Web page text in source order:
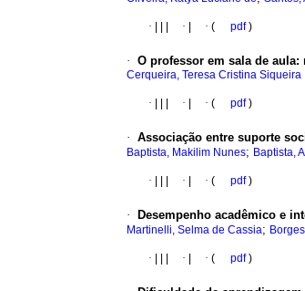
· · · ( pdf)
· O professor em sala de aula:
Cerqueira, Teresa Cristina Siqueira
· · · ( pdf)
· Associação entre suporte
Baptista, Makilim Nunes; Baptista,
· · · ( pdf)
· Desempenho acadêmico e
Martinelli, Selma de Cassia;
· · · ( pdf)